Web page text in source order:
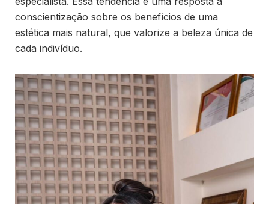
conscientização sobre os benefícios de uma
estética mais natural, que valorize a beleza única de
cada indivíduo.